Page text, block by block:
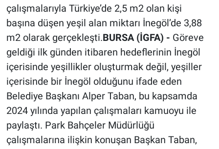
çalışmalarıyla Türkiye’de 2,5 m2 olan kişi
başına düşen yeşil alan miktarı İnegöl’de 3,88
m2 olarak gerçekleşti.BURSA (İGFA) - Göreve
geldiği ilk günden itibaren hedeflerinin İnegöl
içerisinde yeşillikler oluşturmak değil, yeşiller
içerisinde bir İnegöl olduğunu ifade eden
Belediye Başkanı Alper Taban, bu kapsamda
2024 yılında yapılan çalışmaları kamuoyu ile
paylaştı. Park Bahçeler Müdürlüğü
çalışmalarına ilişkin konuşan Başkan Taban,